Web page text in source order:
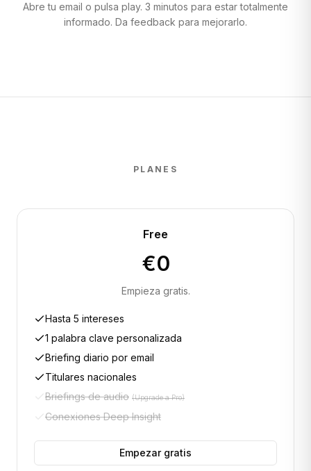
Abre tu email o pulsa play. 3 minutos para estar totalmente
informado. Da feedback para mejorarlo.
PLANES
Free
€0
Empieza gratis.
Hasta 5 intereses
1 palabra clave personalizada
Briefing diario por email
Titulares nacionales
Briefings de audio (Upgrade a Pro)
Conexiones Deep Insight
Empezar gratis